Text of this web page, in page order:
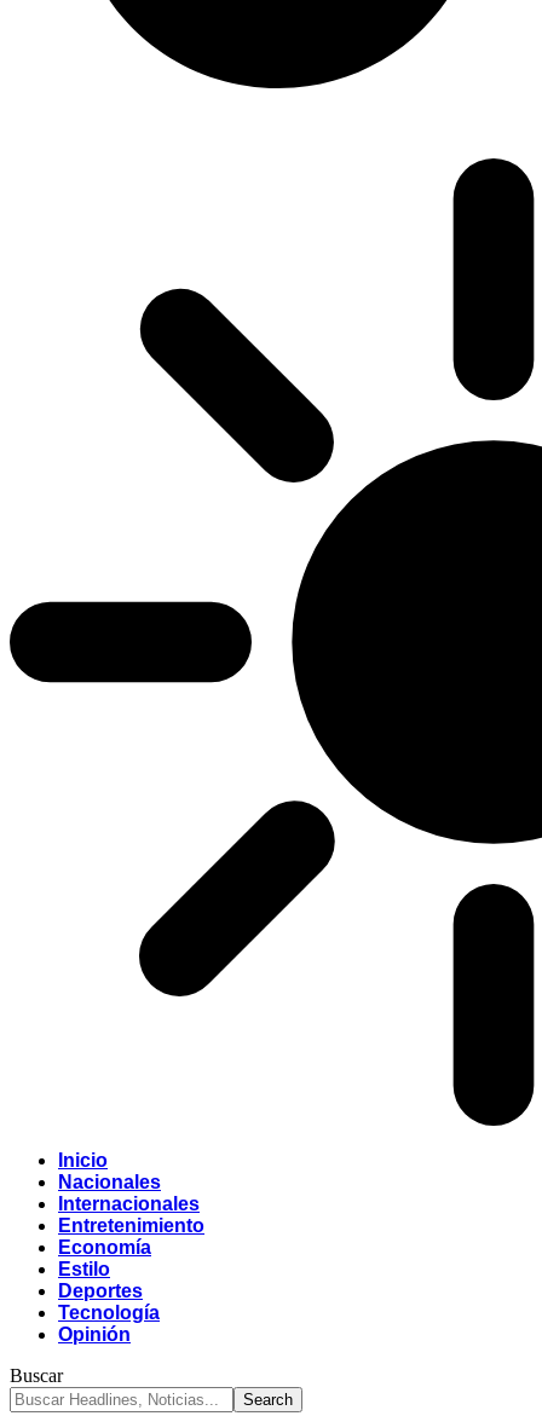
Inicio
Nacionales
Internacionales
Entretenimiento
Economía
Estilo
Deportes
Tecnología
Opinión
Buscar